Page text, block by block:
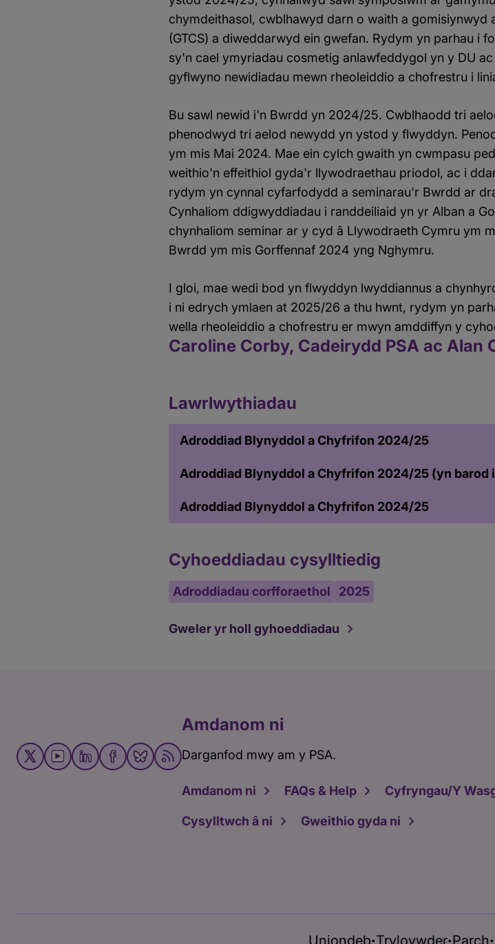
chymdeithasol, cwblhawyd darn o waith a
(GTCS) a diweddarwyd ein gwefan. Rydym yn parhau i
sy'n cael ymyriadau cosmetig anlawfeddygol yn y DU
gyflwyno newidiadau mewn rheoleiddio a chofrestru i
Bu sawl newid i'n Bwrdd yn 2024/25. Cwblhaodd tri
phenodwyd tri aelod newydd yn ystod y flwyddyn.
ym mis Mai 2024. Mae ein cylch gwaith yn cwmpasu
weithio'n effeithiol gyda'r llywodraethau priodol, ac i
rydym yn cynnal cyfarfodydd a seminarau'r Bwrdd ar
Cynhaliom ddigwyddiadau i randdeiliaid yn yr Alban a
chynhaliom seminar ar y cyd â Llywodraeth Cymru ym
Bwrdd ym mis Gorffennaf 2024 yng Nghymru.
I gloi, mae wedi bod yn flwyddyn lwyddiannus a
i ni edrych ymlaen at 2025/26 a thu hwnt, rydym yn
wella rheoleiddio a chofrestru er mwyn amddiffyn y
Caroline Corby, Cadeirydd PSA ac Alan
Lawrlwythiadau
Adroddiad Blynyddol a Chyfrifon 2024/25
Adroddiad Blynyddol a Chyfrifon 2024/25 (yn barod
Adroddiad Blynyddol a Chyfrifon 2024/25
Cyhoeddiadau cysylltiedig
Adroddiadau corfforaethol 2025
Gweler yr holl gyhoeddiadau
Amdanom ni
Darganfod mwy am y PSA.
Amdanom ni FAQs & Help Cyfryngau/Y
Cysylltwch â ni Gweithio gyda ni
• • •